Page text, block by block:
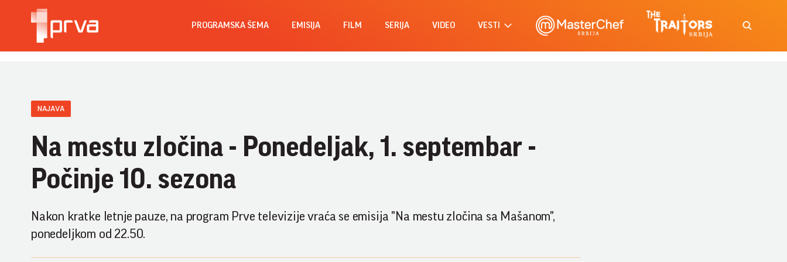
PROGRAMSKA ŠEMA EMISIJA FILM SERIJA VIDEO VESTI
NAJAVA
Na mestu zločina - Ponedeljak, 1. septembar -
Počinje 10. sezona
Nakon kratke letnje pauze, na program Prve televizije vraća se emisija "Na mestu zločina sa Mašanom",
ponedeljkom od 22.50.